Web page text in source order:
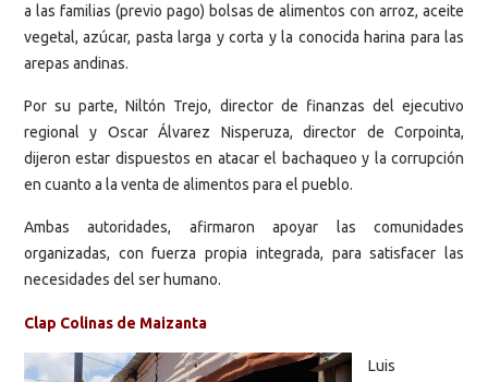
a las familias (previo pago) bolsas de alimentos con arroz, aceite
vegetal, azúcar, pasta larga y corta y la conocida harina para las
arepas andinas.
Por su parte, Niltón Trejo, director de finanzas del ejecutivo
regional y Oscar Álvarez Nisperuza, director de Corpointa,
dijeron estar dispuestos en atacar el bachaqueo y la corrupción
en cuanto a la venta de alimentos para el pueblo.
Ambas autoridades, afirmaron apoyar las comunidades
organizadas, con fuerza propia integrada, para satisfacer las
necesidades del ser humano.
Clap Colinas de Maizanta
Luis